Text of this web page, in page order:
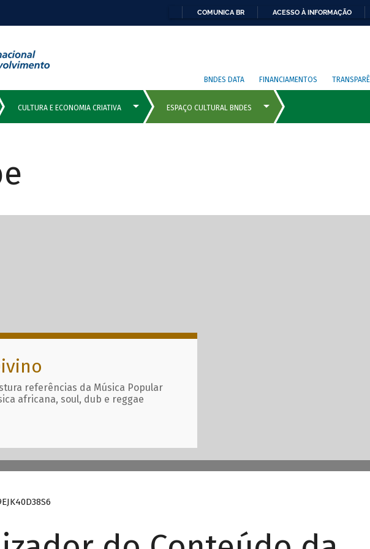
COMUNICA BR ACESSO À INFORMAÇÃO
BNDES DATA FINANCIAMENTOS
Principais com
referências da Música Popular
africana, soul, dub e reggae